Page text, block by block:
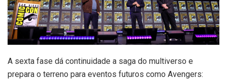
A sexta fase dá continuidade a saga do multiverso e
prepara o terreno para eventos futuros como Avengers: